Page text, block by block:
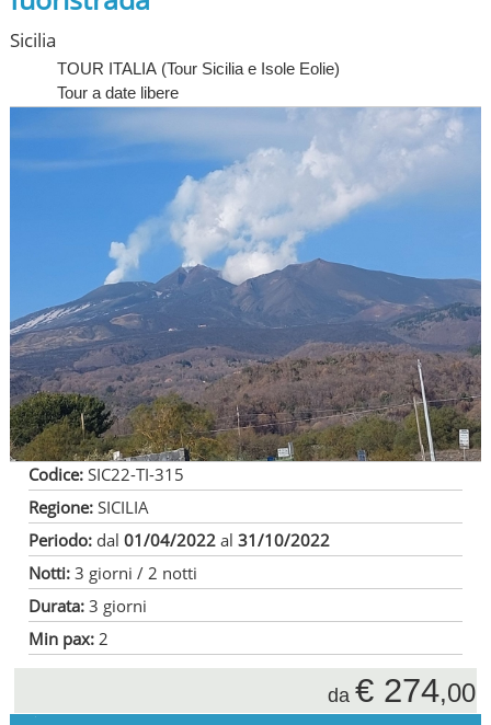
Sicilia
TOUR ITALIA(Tour Sicilia e Isole Eolie)
Tour a date libere
Codice:SIC22-TI-315
Regione:SICILIA
Periodo: dal01/04/2022 al31/10/2022
Notti:3 giorni / 2 notti
Durata:3 giorni
Min pax:2
da€ 274,00